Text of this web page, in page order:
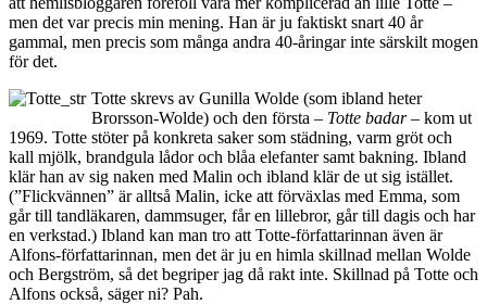
men det var precis min mening. Han är ju faktiskt snart 40 år
gammal, men precis som många andra 40-åringar inte särskilt mogen
för det.
Totte skrevs av Gunilla Wolde (som ibland heter
Brorsson-Wolde) och den första – Totte badar– kom ut
1969. Totte stöter på konkreta saker som städning, varm gröt och
kall mjölk, brandgula lådor och blåa elefanter samt bakning. Ibland
klär han av sig naken med Malin och ibland klär de ut sig istället.
(”Flickvännen” är alltså Malin, icke att förväxlas med Emma, som
går till tandläkaren, dammsuger, får en lillebror, går till dagis och har
en verkstad.) Ibland kan man tro att Totte-författarinnan även är
Alfons-författarinnan, men det är ju en himla skillnad mellan Wolde
och Bergström, så det begriper jag då rakt inte. Skillnad på Totte och
Alfons också, säger ni? Pah.